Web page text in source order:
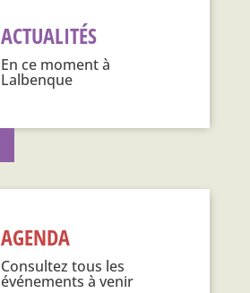
ACTUALITÉS
En ce moment à
Lalbenque
AGENDA
Consultez tous les
événements à venir